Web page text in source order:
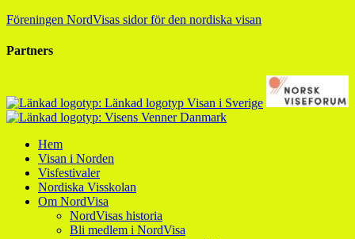
Föreningen NordVisas sidor för den nordiska visan
Partners
Hem
Visan i Norden
Visfestivaler
Nordiska Visskolan
Om NordVisa
NordVisas historia
Bli medlem i NordVisa